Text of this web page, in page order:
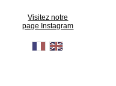
Visitez notre
page Instagram